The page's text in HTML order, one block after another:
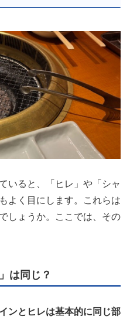
いると、「ヒレ」や「シャ
よく目にします。これらは
しょうか。ここでは、その
は同じ？
ンとヒレは基本的に同じ部